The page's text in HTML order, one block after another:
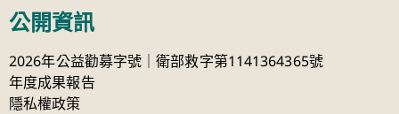
公開資訊
2026年公益勸募字號｜衛部救字第1141364365號
年度成果報告
隱私權政策